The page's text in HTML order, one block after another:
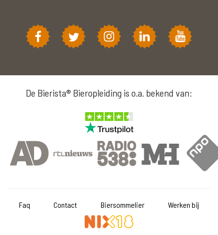
De Bierista® Bieropleiding is o.a. bekend van:
Faq Contact Biersommelier Werken bij